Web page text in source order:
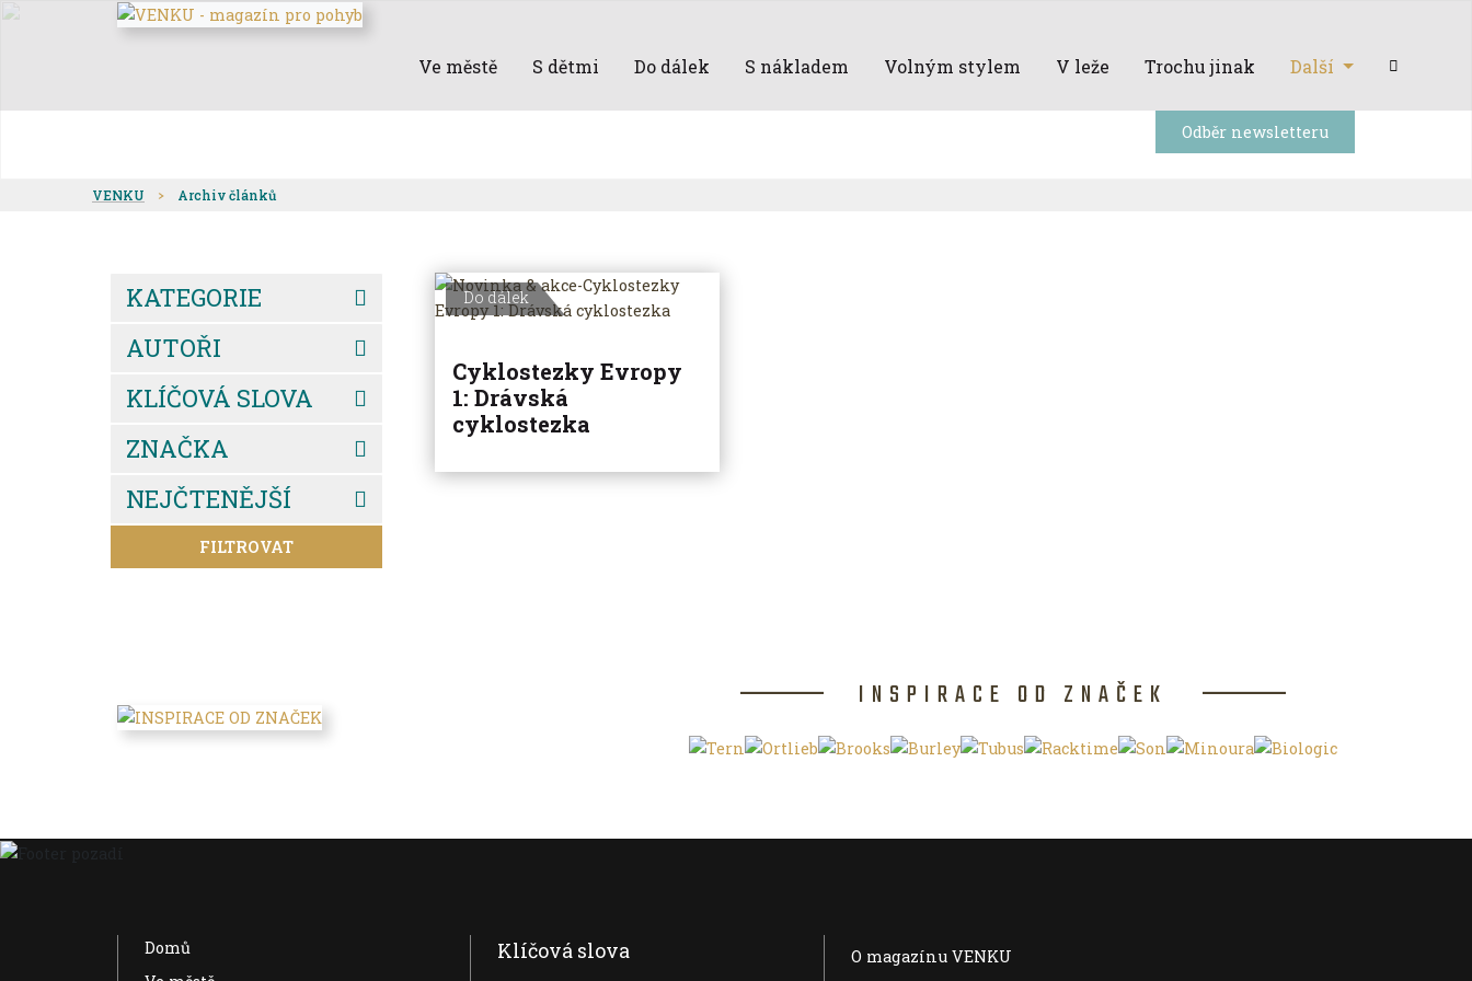
Ve městě S dětmi Do dálek S nákladem Volným stylem V leže Trochu jinak Další
Odběr newsletteru
VENKU Archiv článků
KATEGORIE
AUTOŘI
KLÍČOVÁ SLOVA
ZNAČKA
NEJČTENĚJŠÍ
FILTROVAT
Do dálek
Cyklostezky Evropy
1: Drávská
cyklostezka
INSPIRACE OD ZNAČEK
Domů
Klíčová slova
O magazínu VENKU